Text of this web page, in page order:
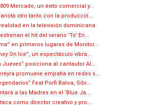
Mercado, un éxito comercial y...
otro tanto con la producció...
realidad en la televisión dominicana
el hit del verano 'To' En...
en primeros lugares de Monitor...
On Ice”, un espectáculo vibra...
Jueves” posiciona al cantautor Al...
promueve empatía en redes s...
Feat Porfi Baloa, Sibi...
a las Madres en el ‘Blue Ja...
como director creativo y pro...